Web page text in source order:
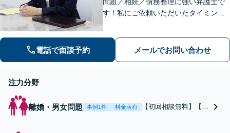
す！私にご依頼いただいたタイミング
してまいります【夜間・休日相談可】
【完全個室相談】【赤坂駅6分】
電話で面談予約 メールでお問い合わせ
注力分野
離婚・男女問題 事例1件 料金表有
【初回相談無料】【法